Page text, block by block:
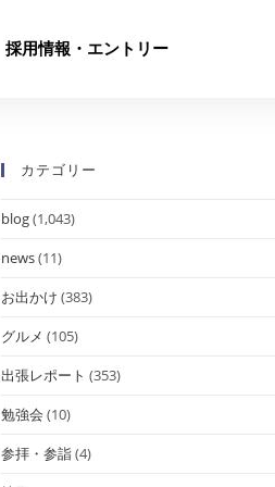
採用情報・エントリー
カテゴリー
blog(1,043)
news(11)
お出かけ (383)
グルメ (105)
出張レポート (353)
勉強会 (10)
参拝・参詣(4)